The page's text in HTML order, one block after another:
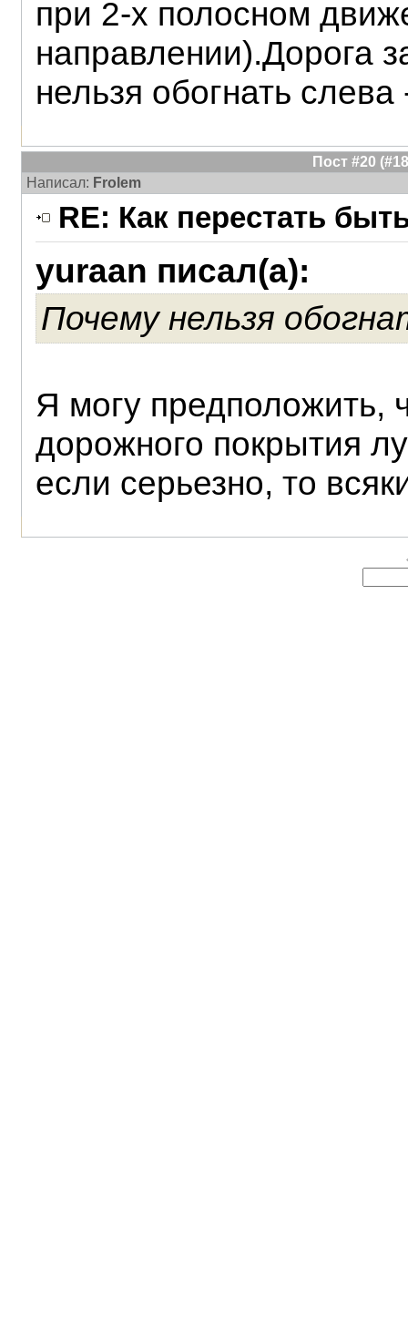
при 2-х полосном
направлении).Дорога
нельзя обогнать
Пост #20
Написал: Frolem
RE: Как перестать
yuraan писал(а):
Почему нельзя
Я могу предположить,
дорожного покрытия
если серьезно, то